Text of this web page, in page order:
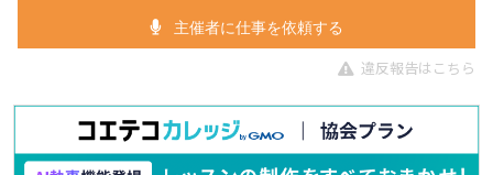
主催者に仕事を依頼する
違反報告はこちら